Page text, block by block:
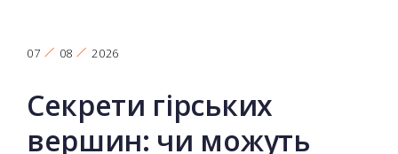
07 08 2026
Секрети гірських
вершин: чи можуть